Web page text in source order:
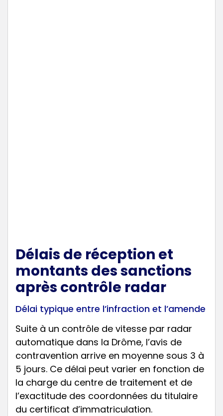
Délais de réception et
montants des sanctions
après contrôle radar
Délai typique entre l’infraction et l’amende
Suite à un contrôle de vitesse par radar
automatique dans la Drôme, l’avis de
contravention arrive en moyenne sous 3 à
5 jours. Ce délai peut varier en fonction de
la charge du centre de traitement et de
l’exactitude des coordonnées du titulaire
du certificat d’immatriculation.